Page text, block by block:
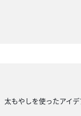
もやしを使ったアイ